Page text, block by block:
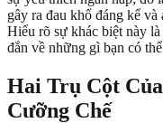
gây ra đau khổ đáng kể
Hiểu rõ sự khác biệt này
đắn về những gì bạn có
Hai Trụ Cột
Cưỡng Chế